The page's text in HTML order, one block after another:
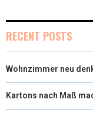
RECENT POSTS
Wohnzimmer neu
Kartons nach Maß